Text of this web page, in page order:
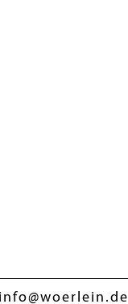
info@woerlein.de